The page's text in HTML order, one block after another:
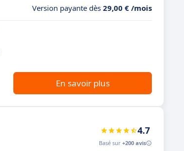
Version payante dès 29,00 € /mois
En savoir plus
4.7
Basé sur +200 avis